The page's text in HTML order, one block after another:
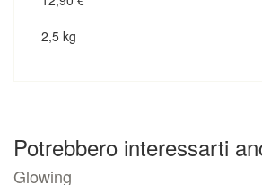
2,5 kg
Potrebbero interessarti
Glowing